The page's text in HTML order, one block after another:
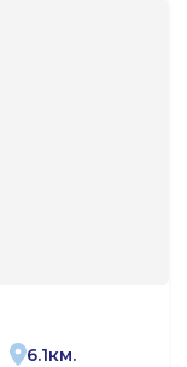
6.1км.